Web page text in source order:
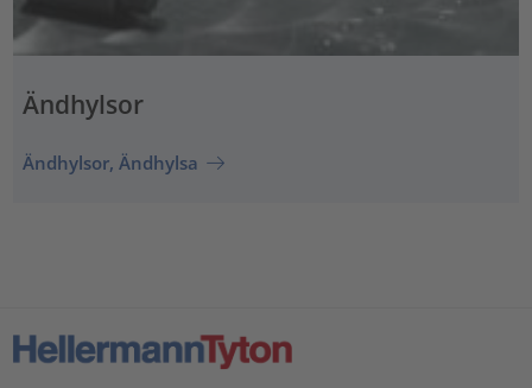
Ändhylsor
Ändhylsor, Ändhylsa